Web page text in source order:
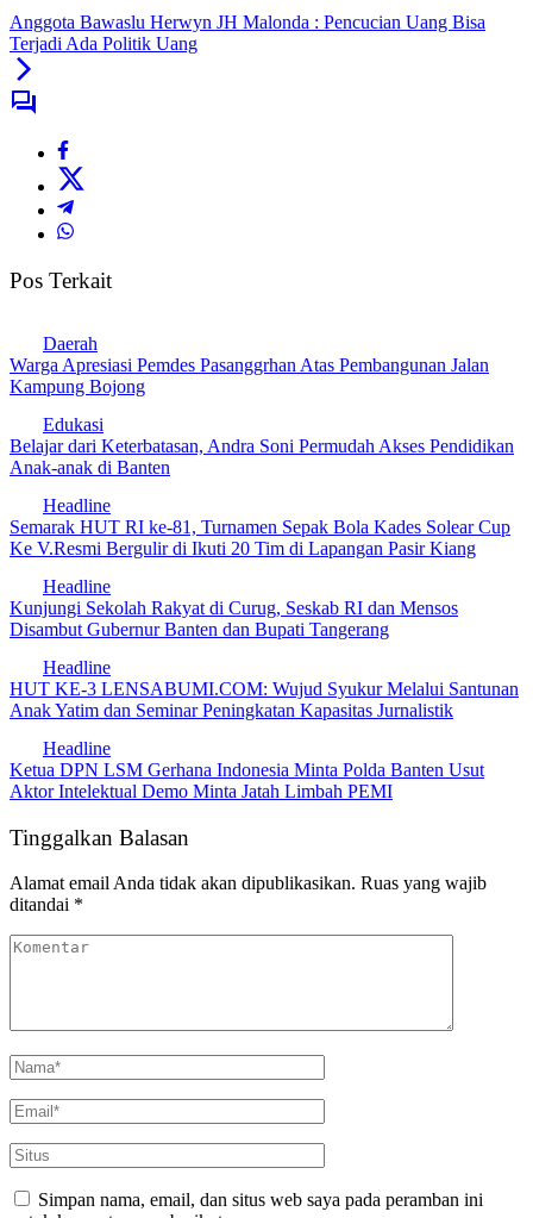
Anggota Bawaslu Herwyn JH Malonda : Pencucian Uang Bisa
Terjadi Ada Politik Uang
Pos Terkait
Daerah
Warga Apresiasi Pemdes Pasanggrhan Atas Pembangunan Jalan
Kampung Bojong
Edukasi
Belajar dari Keterbatasan, Andra Soni Permudah Akses Pendidikan
Anak-anak di Banten
Headline
Semarak HUT RI ke-81, Turnamen Sepak Bola Kades Solear Cup
Ke V.Resmi Bergulir di Ikuti 20 Tim di Lapangan Pasir Kiang
Headline
Kunjungi Sekolah Rakyat di Curug, Seskab RI dan Mensos
Disambut Gubernur Banten dan Bupati Tangerang
Headline
HUT KE-3 LENSABUMI.COM: Wujud Syukur Melalui Santunan
Anak Yatim dan Seminar Peningkatan Kapasitas Jurnalistik
Headline
Ketua DPN LSM Gerhana Indonesia Minta Polda Banten Usut
Aktor Intelektual Demo Minta Jatah Limbah PEMI
Tinggalkan Balasan
Alamat email Anda tidak akan dipublikasikan. Ruas yang wajib
ditandai *
Simpan nama, email, dan situs web saya pada peramban ini